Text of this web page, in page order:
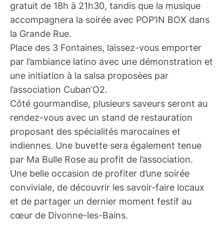
gratuit de 18h à 21h30, tandis que la musique
accompagnera la soirée avec POP’IN BOX dans
la Grande Rue.
Place des 3 Fontaines, laissez-vous emporter
par l’ambiance latino avec une démonstration et
une initiation à la salsa proposées par
l’association Cuban’O2.
Côté gourmandise, plusieurs saveurs seront au
rendez-vous avec un stand de restauration
proposant des spécialités marocaines et
indiennes. Une buvette sera également tenue
par Ma Bulle Rose au profit de l’association.
Une belle occasion de profiter d’une soirée
conviviale, de découvrir les savoir-faire locaux
et de partager un dernier moment festif au
cœur de Divonne-les-Bains.